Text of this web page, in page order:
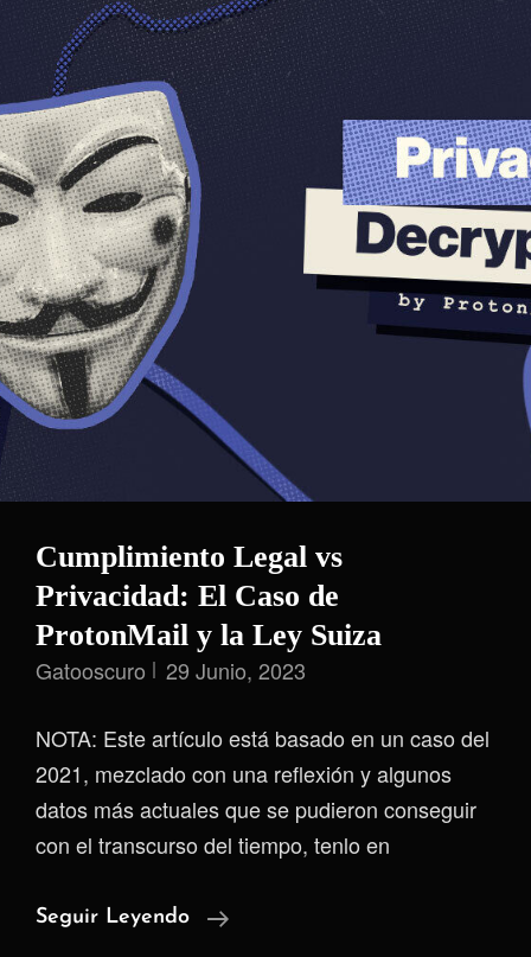
Involucrado
En
El
Arresto
Cumplimiento Legal vs
Privacidad: El Caso de
ProtonMail y la Ley Suiza
Gatooscuro 29 Junio, 2023
NOTA: Este artículo está basado en un caso del
2021, mezclado con una reflexión y algunos
datos más actuales que se pudieron conseguir
con el transcurso del tiempo, tenlo en
Seguir Leyendo
Cumplimiento